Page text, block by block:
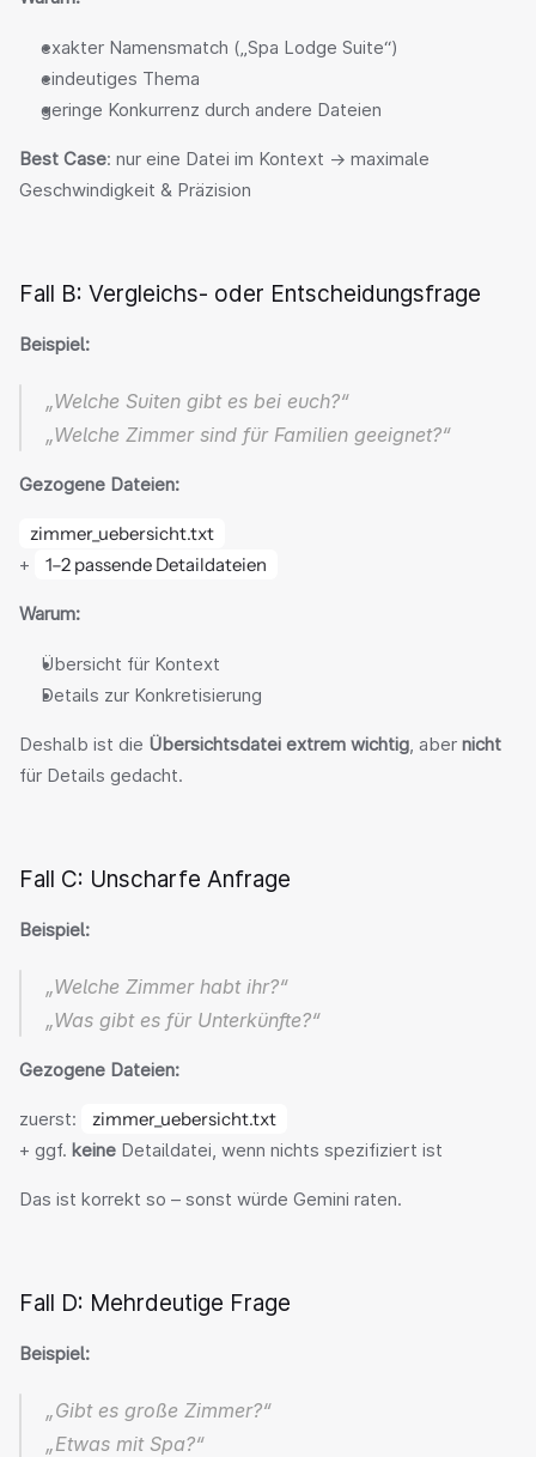
exakter Namensmatch („Spa Lodge Suite“)
eindeutiges Thema
geringe Konkurrenz durch andere Dateien
Best Case: nur eine Datei im Kontext → maximale
Geschwindigkeit & Präzision
Fall B: Vergleichs- oder Entscheidungsfrage
Beispiel:
„Welche Suiten gibt es bei euch?“
„Welche Zimmer sind für Familien geeignet?“
Gezogene Dateien:
zimmer_uebersicht.txt
+
1–2 passende Detaildateien
Warum:
Übersicht für Kontext
Details zur Konkretisierung
Deshalb ist die Übersichtsdatei extrem wichtig, aber nicht
für Details gedacht.
Fall C: Unscharfe Anfrage
Beispiel:
„Welche Zimmer habt ihr?“
„Was gibt es für Unterkünfte?“
Gezogene Dateien:
zuerst:
zimmer_uebersicht.txt
+ ggf. keine Detaildatei, wenn nichts spezifiziert ist
Das ist korrekt so – sonst würde Gemini raten.
Fall D: Mehrdeutige Frage
Beispiel:
„Gibt es große Zimmer?“
„Etwas mit Spa?“